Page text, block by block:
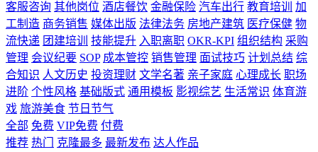
客服咨询 其他岗位 酒店餐饮 金融保险 汽车出行 教育培训
加
工制造 商务销售 媒体出版 法律法务 房地产建筑 医疗保健 物
流快递 团建培训 技能提升 入职离职 OKR-KPI 组织结构 采购
管理 会议纪要 SOP 成本管控 销售管理 面试技巧 计划总结 综
合知识 人文历史 投资理财 文学名著 亲子家庭 心理成长 职场
进阶 个性风格 基础版式 通用模板 影视综艺 生活常识 体育游
戏 旅游美食 节日节气
全部 免费 VIP免费 付费
推荐 热门 克隆最多 最新发布 达人作品